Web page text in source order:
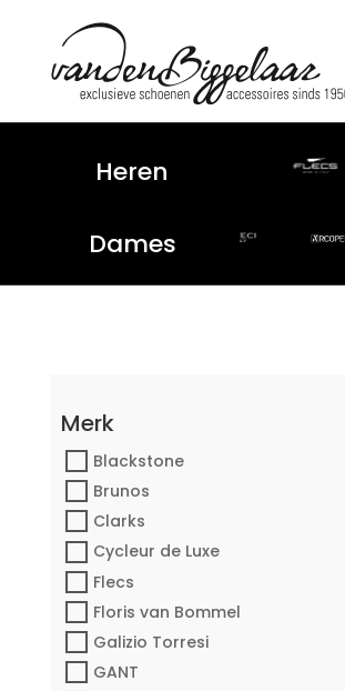
Heren
Dames
Merk
Blackstone
Brunos
Clarks
Cycleur de Luxe
Flecs
Floris van Bommel
Galizio Torresi
GANT